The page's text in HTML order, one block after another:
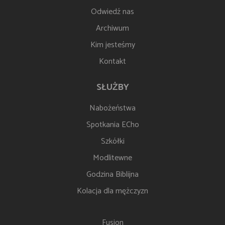
Odwiedź nas
Archiwum
Kim jesteśmy
Kontakt
SŁUŻBY
Nabożeństwa
Spotkania ECho
Szkółki
Modlitewne
Godzina Biblijna
Kolacja dla mężczyzn